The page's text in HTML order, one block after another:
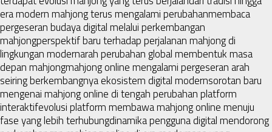
era modern mahjong terus mengalami perubahanmembaca
pergeseran budaya digital melalui perkembangan
mahjongperspektif baru terhadap perjalanan mahjong di
lingkungan modernarah perubahan global membentuk masa
depan mahjongmahjong online mengalami pergeseran arah
seiring berkembangnya ekosistem digital modernsorotan baru
mengenai mahjong online di tengah perubahan platform
interaktifevolusi platform membawa mahjong online menuju
fase yang lebih terhubungdinamika pengguna digital mendorong